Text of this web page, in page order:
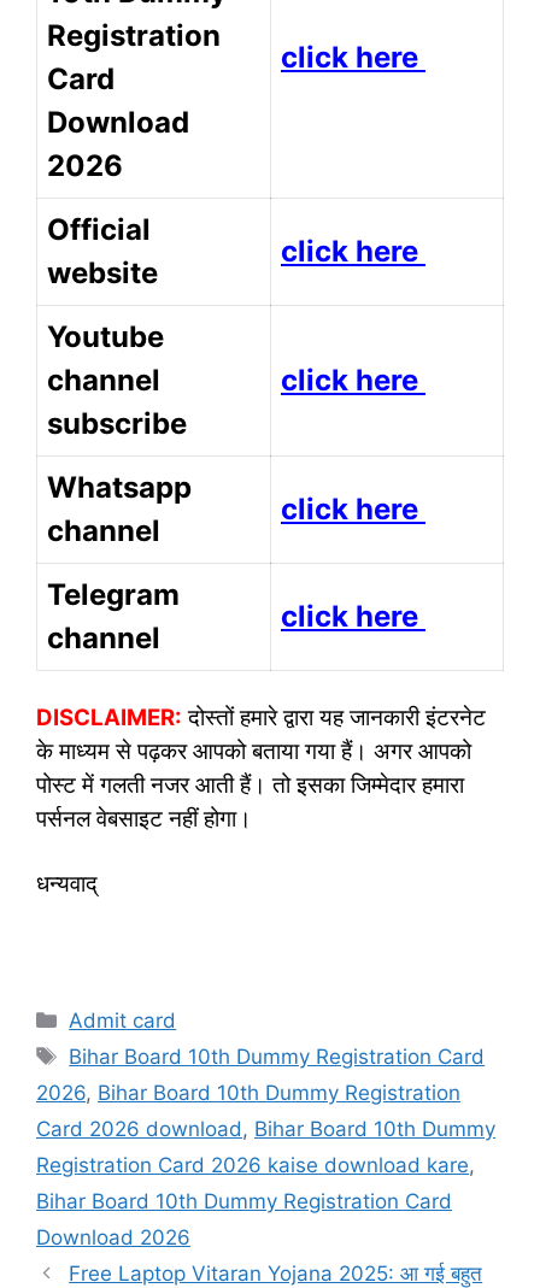
Registration
Card
Download
2026
click here
Official
website
click here
Youtube
channel
subscribe
click here
Whatsapp
channel
click here
Telegram
channel
click here
DISCLAIMER: दोस्तों हमारे द्वारा यह जानकारी इंटरनेट
के माध्यम से पढ़कर आपको बताया गया हैं। अगर आपको
पोस्ट में गलती नजर आती हैं। तो इसका जिम्मेदार हमारा
पर्सनल वेबसाइट नहीं होगा।
धन्यवाद्
Categories
Admit card
Tags
Bihar Board 10th Dummy Registration Card
2026, Bihar Board 10th Dummy Registration
Card 2026 download, Bihar Board 10th Dummy
Registration Card 2026 kaise download kare,
Bihar Board 10th Dummy Registration Card
Download 2026
Free Laptop Vitaran Yojana 2025: आ गई बहुत